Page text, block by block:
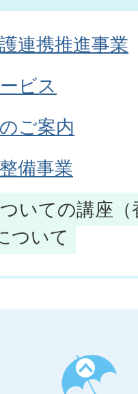
連携推進事業
ビス
ご案内
備事業
いての講座
ついて
ペ